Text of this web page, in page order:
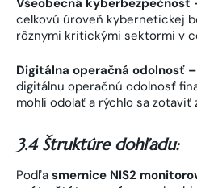
Všeobecná kyberbezpečnosť
celkovú úroveň kybernetickej
rôznymi kritickými sektormi v
Digitálna operačná odolnosť –
digitálnu operačnú odolnosť
mohli odolať a rýchlo sa zotaviť
3.4 Štruktúre dohľadu:
Podľa smernice NIS2